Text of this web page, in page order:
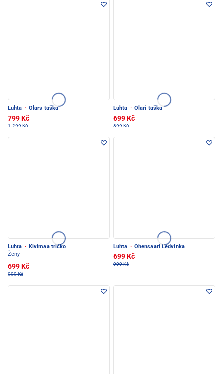
Luhta · Olars taška
799 Kč
1.299 Kč
Luhta · Olari taška
699 Kč
899 Kč
Luhta · Kivimaa tričko
Ženy
699 Kč
999 Kč
Luhta · Ohensaari Ledvinka
699 Kč
999 Kč